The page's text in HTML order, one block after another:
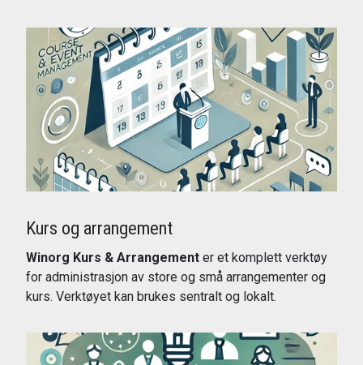
Kurs og arrangement
Winorg Kurs & Arrangement er et komplett verktøy
for administrasjon av store og små arrangementer og
kurs. Verktøyet kan brukes sentralt og lokalt.